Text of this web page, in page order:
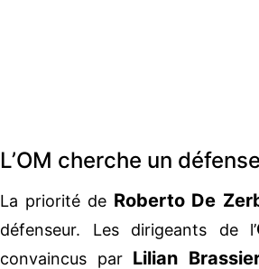
L’OM cherche un
La priorité de Roberto De
défenseur. Les dirigeants de l’
convaincus par Lilian